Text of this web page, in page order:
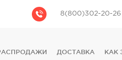
8(800)302-20-26
ДОСТАВКА КАК